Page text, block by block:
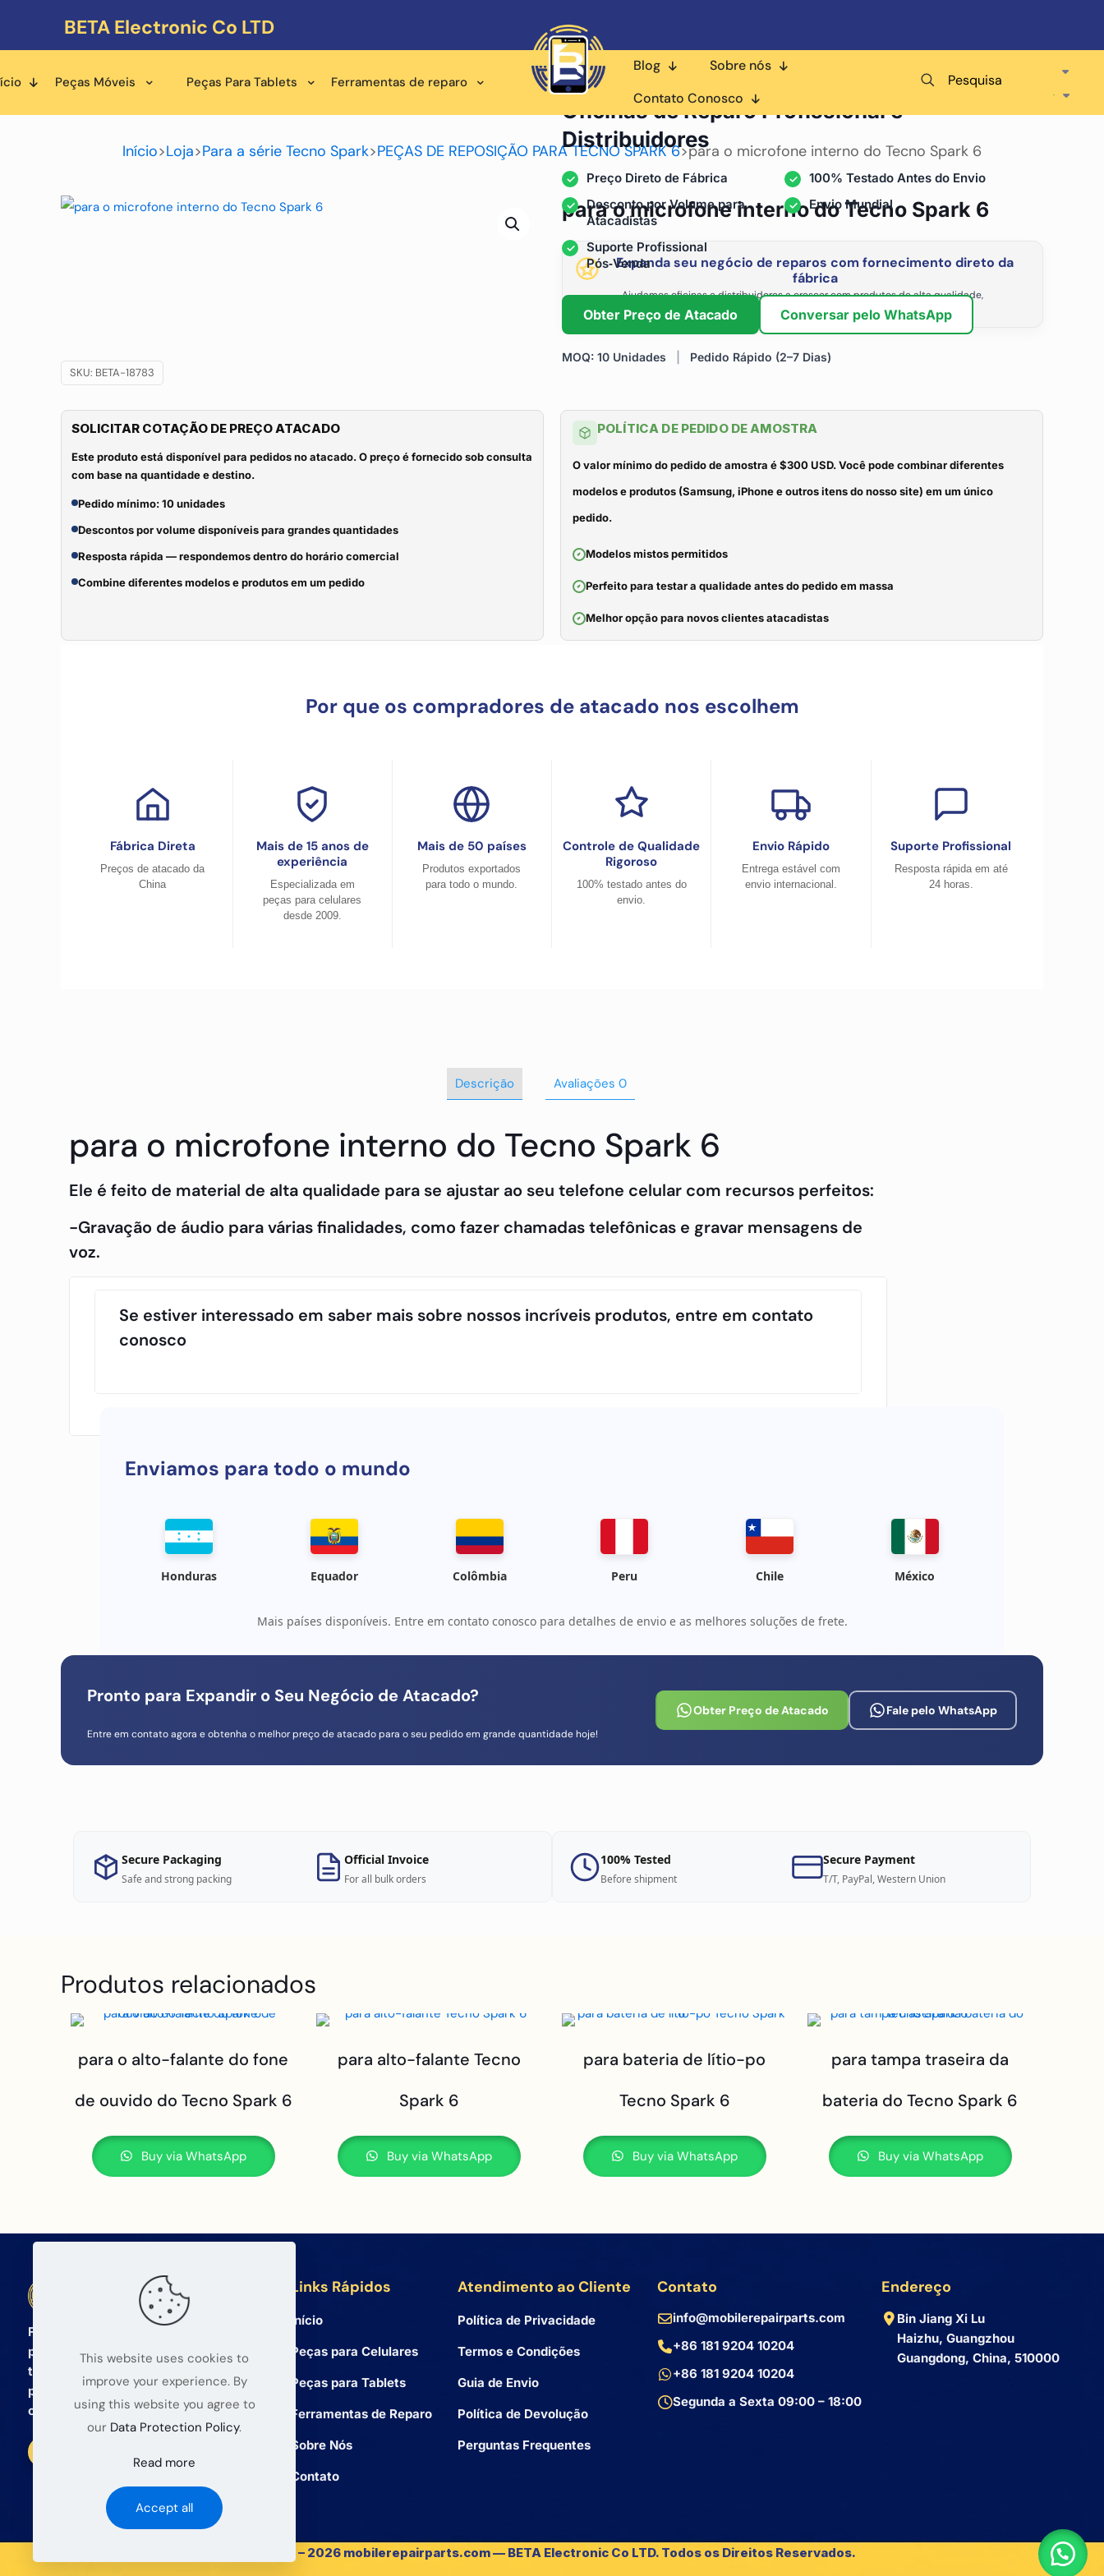
BETA Electronic Co LTD
Peças Móveis Peças Para Tablets Ferramentas de reparo
Blog
Sobre nós
Contato Conosco
Pesquisa
Início>Loja>Para a série Tecno Spark>PEÇAS DE REPOSIÇÃO PARA TECNO SPARK 6>para o microfone interno do Tecno Spark 6
para o microfone interno do Tecno Spark 6
Expanda seu negócio de reparos com fornecimento direto da
fábrica
Ajudamos oficinas e distribuidores a crescer com produtos de alta qualidade,
fornecimento estável e os preços de atacado mais competitivos.
SKU: BETA-18783
Fornecedor Atacadista para
Oficinas de Reparo Profissional e
Distribuidores
Preço Direto de Fábrica
100% Testado Antes do Envio
Desconto por Volume para
Atacadistas
Envio Mundial
Suporte Profissional
Pós‑Venda
Obter Preço de Atacado Conversar pelo WhatsApp
MOQ: 10 Unidades Pedido Rápido (2–7 Dias)
SOLICITAR COTAÇÃO DE PREÇO ATACADO
Este produto está disponível para pedidos no atacado. O preço é fornecido sob consulta
com base na quantidade e destino.
Pedido mínimo: 10 unidades
Descontos por volume disponíveis para grandes quantidades
Resposta rápida — respondemos dentro do horário comercial
Combine diferentes modelos e produtos em um pedido
POLÍTICA DE PEDIDO DE AMOSTRA
O valor mínimo do pedido de amostra é $300 USD. Você pode combinar diferentes
modelos e produtos (Samsung, iPhone e outros itens do nosso site) em um único
pedido.
Modelos mistos permitidos
Perfeito para testar a qualidade antes do pedido em massa
Melhor opção para novos clientes atacadistas
Por que os compradores de atacado nos escolhem
Fábrica Direta
Preços de atacado da
China
Mais de 15 anos de
experiência
Especializada em
peças para celulares
desde 2009.
Mais de 50 países
Produtos exportados
para todo o mundo.
Controle de Qualidade
Rigoroso
100% testado antes do
envio.
Envio Rápido
Entrega estável com
envio internacional.
Suporte Profissional
Resposta rápida em até
24 horas.
Descrição Avaliações 0
para o microfone interno do Tecno Spark 6
Ele é feito de material de alta qualidade para se ajustar ao seu telefone celular com recursos perfeitos:
-Gravação de áudio para várias finalidades, como fazer chamadas telefônicas e gravar mensagens de
voz.
Se estiver interessado em saber mais sobre nossos incríveis produtos, entre em contato
conosco
Enviamos para todo o mundo
Honduras Equador Colômbia Peru Chile México
Mais países disponíveis. Entre em contato conosco para detalhes de envio e as melhores soluções de frete.
Pronto para Expandir o Seu Negócio de Atacado?
Entre em contato agora e obtenha o melhor preço de atacado para o seu pedido em grande quantidade hoje!
Obter Preço de Atacado Fale pelo WhatsApp
Secure Packaging
Safe and strong packing
Official Invoice
For all bulk orders
100% Tested
Before shipment
Secure Payment
T/T, PayPal, Western Union
Produtos relacionados
para o alto-falante do fone
de ouvido do Tecno Spark 6
Buy via WhatsApp
para alto-falante Tecno
Spark 6
Buy via WhatsApp
para bateria de lítio-po
Tecno Spark 6
Buy via WhatsApp
para tampa traseira da
bateria do Tecno Spark 6
Buy via WhatsApp
BETA Electronic Co LTD
Fornecedor atacadista profissional de
peças de reposição para celulares e
tablets desde 2008. Oferecemos
produtos de alta qualidade e serviço
confiável para atacadistas globais.
Links Rápidos
Início
Peças para Celulares
Peças para Tablets
Ferramentas de Reparo
Sobre Nós
Contato
Atendimento ao Cliente
Política de Privacidade
Termos e Condições
Guia de Envio
Política de Devolução
Perguntas Frequentes
Contato
info@mobilerepairparts.com
+86 181 9204 10204
+86 181 9204 10204
Segunda a Sexta 09:00 – 18:00
Endereço
Bin Jiang Xi Lu
Haizhu, Guangzhou
Guangdong, China, 510000
© 2008 – 2026 mobilerepairparts.com — BETA Electronic Co LTD. Todos os Direitos Reservados.
This website uses cookies to
improve your experience. By
using this website you agree to
our Data Protection Policy.
Read more
Accept all